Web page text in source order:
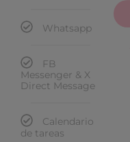
Whatsapp
FB
Messenger & X
Direct Message
Calendario
de tareas